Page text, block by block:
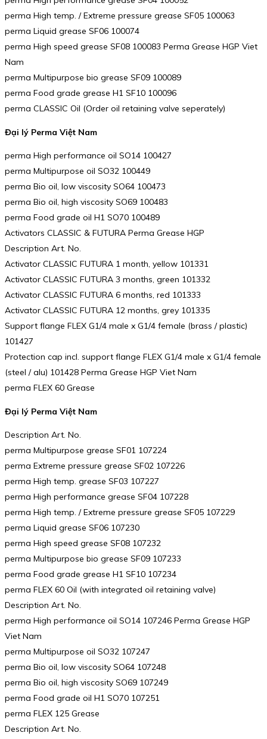
perma High temp. / Extreme pressure grease SF05 100063
perma Liquid grease SF06 100074
perma High speed grease SF08 100083 Perma Grease HGP Viet
Nam
perma Multipurpose bio grease SF09 100089
perma Food grade grease H1 SF10 100096
perma CLASSIC Oil (Order oil retaining valve seperately)
Đại lý Perma Việt Nam
perma High performance oil SO14 100427
perma Multipurpose oil SO32 100449
perma Bio oil, low viscosity SO64 100473
perma Bio oil, high viscosity SO69 100483
perma Food grade oil H1 SO70 100489
Activators CLASSIC & FUTURA Perma Grease HGP
Description Art. No.
Activator CLASSIC FUTURA 1 month, yellow 101331
Activator CLASSIC FUTURA 3 months, green 101332
Activator CLASSIC FUTURA 6 months, red 101333
Activator CLASSIC FUTURA 12 months, grey 101335
Support flange FLEX G1/4 male x G1/4 female (brass / plastic)
101427
Protection cap incl. support flange FLEX G1/4 male x G1/4 female
(steel / alu) 101428 Perma Grease HGP Viet Nam
perma FLEX 60 Grease
Đại lý Perma Việt Nam
Description Art. No.
perma Multipurpose grease SF01 107224
perma Extreme pressure grease SF02 107226
perma High temp. grease SF03 107227
perma High performance grease SF04 107228
perma High temp. / Extreme pressure grease SF05 107229
perma Liquid grease SF06 107230
perma High speed grease SF08 107232
perma Multipurpose bio grease SF09 107233
perma Food grade grease H1 SF10 107234
perma FLEX 60 Oil (with integrated oil retaining valve)
Description Art. No.
perma High performance oil SO14 107246 Perma Grease HGP
Viet Nam
perma Multipurpose oil SO32 107247
perma Bio oil, low viscosity SO64 107248
perma Bio oil, high viscosity SO69 107249
perma Food grade oil H1 SO70 107251
perma FLEX 125 Grease
Description Art. No.